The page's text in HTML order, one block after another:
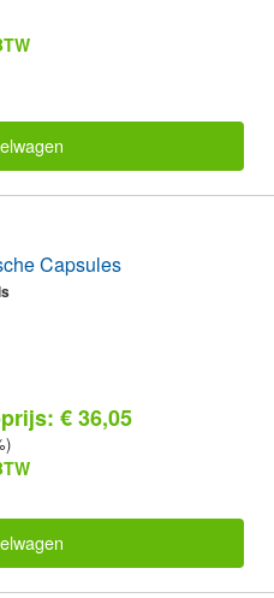
Capsules
€ 36,05